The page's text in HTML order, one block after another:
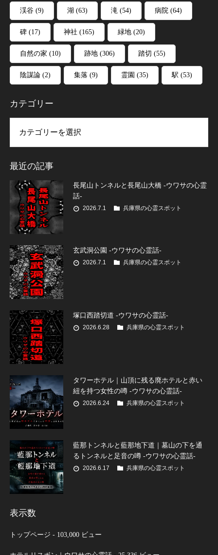
渓谷 (9) 湖 (63) 滝 (54) 病院 (64)
碑 (17) 神社 (165) 緑地 (20)
自然の家 (10) 跡地 (306) 踏切 (55)
陰謀論 (2) 集落 (9) 霊園 (35) 駅 (53)
カテゴリー
最近の記事
長尾山トンネルと長尾山大橋 -ウワサの心霊
話-
2026.7.1 兵庫県の心霊スポット
玄武洞公園 -ウワサの心霊話-
2026.7.1 兵庫県の心霊スポット
塚口西踏切道 -ウワサの心霊話-
2026.6.28 兵庫県の心霊スポット
タワーホテル｜山頂に残る廃ホテルと赤い
紐を持つ女性の噂 -ウワサの心霊話-
2026.6.24 兵庫県の心霊スポット
藍那トンネルと藍那地下道｜墓山の下を通
るトンネルと足音の噂 -ウワサの心霊話-
2026.6.17 兵庫県の心霊スポット
表示数
トップページ - 103,000 ビュー